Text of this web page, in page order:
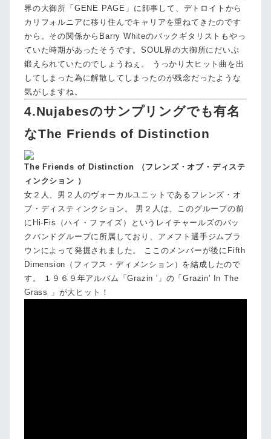
界の大御所「GENE PAGE」に師事して、デトロイトから
カリフォルニアに移り住んでキャリアを重ねてきたのです
から。その関係からBarry Whiteのバックギタリストもやっ
ていた時期があったそうです。SOUL界の大御所にだいぶ
鍛えられていたのでしょうねぇ。 うっかり大ヒット曲を出
してしまった為に解散してしまったのが残念だったような
気がしますね。
4.Nujabesのサンプリングでも有名
なThe Friends of Distinction
The Friends of Distinction （フレンズ・オブ・ディステ
ィンクション ）
女２人、男２人のヴォーカルユニットであるフレンズ・オ
ブ・ディスティンクション。 男２人は、このグループの前
にHi-Fis（ハイ・ファイズ）というレイチャールズのバッ
クバンドグループに所属しており、アメフト選手ジムブラ
ウンによって発掘されました。 ここのメンバーが後にFifth
Dimension（フィフス・ディメンション）を結成したので
す。 １９６９年アルバム「Grazin '」の「Grazin' In The
Grass 」が大ヒット！